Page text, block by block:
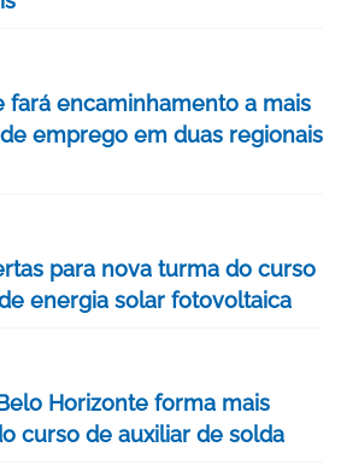
fará encaminhamento a mais
emprego em duas regionais
para nova turma do curso
energia solar fotovoltaica
Horizonte forma mais
curso de auxiliar de solda